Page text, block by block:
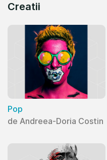
Creatii
Pop
de Andreea-Doria Costin